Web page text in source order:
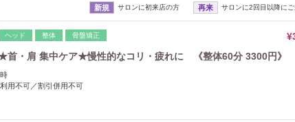
新規 サロンに初来店の方 再来 サロンに2回目以降に
ヘッド 整体 骨盤矯正
★首・肩 集中ケア★慢性的なコリ・疲れに 《整体60分 3300円》
用不可／割引併用不可